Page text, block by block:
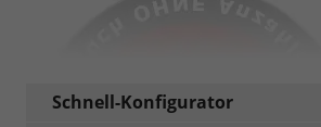
Schnell-Konfigurator